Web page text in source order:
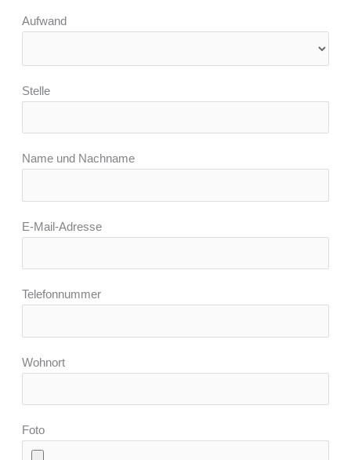
Aufwand
Stelle
Name und Nachname
E-Mail-Adresse
Telefonnummer
Wohnort
Foto